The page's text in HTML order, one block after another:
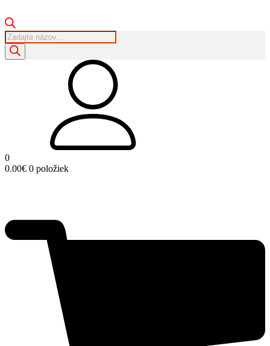
Products
search
0
0.00€ 0 položiek